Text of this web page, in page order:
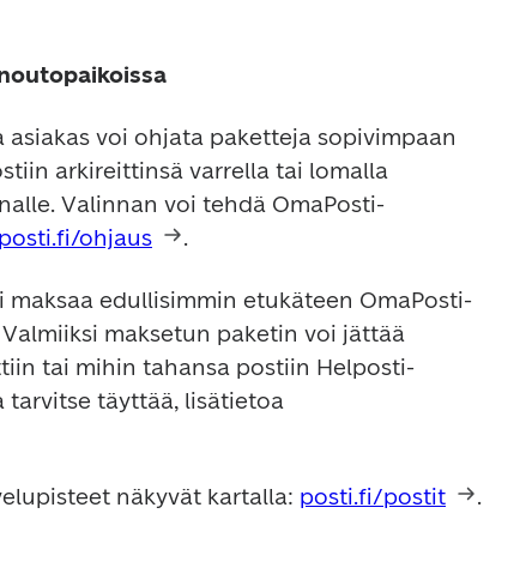
voi ohjata paketteja sopivimpaan
arkireittinsä varrella tai lomalla
Valinnan voi tehdä OmaPosti-
ohjaus
.
edullisimmin etukäteen OmaPosti-
maksetun paketin voi jättää
tai mihin tahansa postiin Helposti-
näkyvät kartalla: posti.fi/postit .